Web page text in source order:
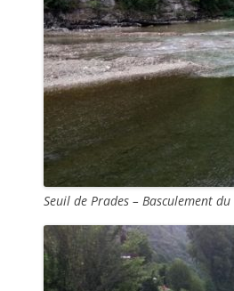
Seuil de Prades – Basculement